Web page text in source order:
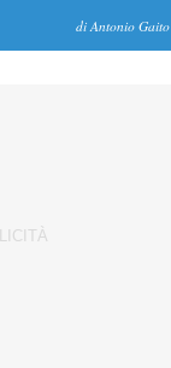
ARRIVI
di Antonio Gaito